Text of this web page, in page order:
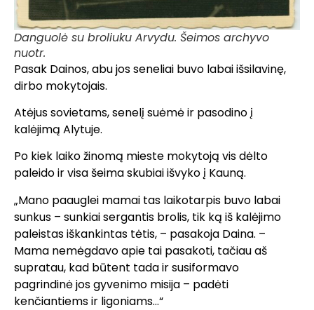
Danguolė su broliuku Arvydu. Šeimos archyvo
nuotr.
Pasak Dainos, abu jos seneliai buvo labai išsilavinę,
dirbo mokytojais.
Atėjus sovietams, senelį suėmė ir pasodino į
kalėjimą Alytuje.
Po kiek laiko žinomą mieste mokytoją vis dėlto
paleido ir visa šeima skubiai išvyko į Kauną.
„Mano paauglei mamai tas laikotarpis buvo labai
sunkus – sunkiai sergantis brolis, tik ką iš kalėjimo
paleistas iškankintas tėtis, – pasakoja Daina. –
Mama nemėgdavo apie tai pasakoti, tačiau aš
supratau, kad būtent tada ir susiformavo
pagrindinė jos gyvenimo misija – padėti
kenčiantiems ir ligoniams…“